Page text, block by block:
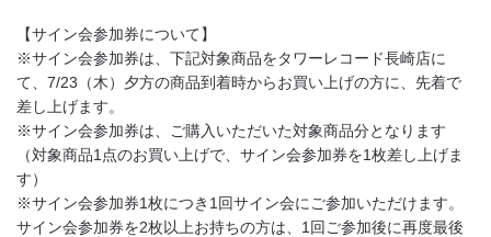
【サイン会参加券について】
※サイン会参加券は、下記対象商品をタワーレコード長崎店に
て、7/23（木）夕方の商品到着時からお買い上げの方に、先着で
差し上げます。
※サイン会参加券は、ご購入いただいた対象商品分となります
（対象商品1点のお買い上げで、サイン会参加券を1枚差し上げま
す）
※サイン会参加券1枚につき1回サイン会にご参加いただけます。
サイン会参加券を2枚以上お持ちの方は、1回ご参加後に再度最後